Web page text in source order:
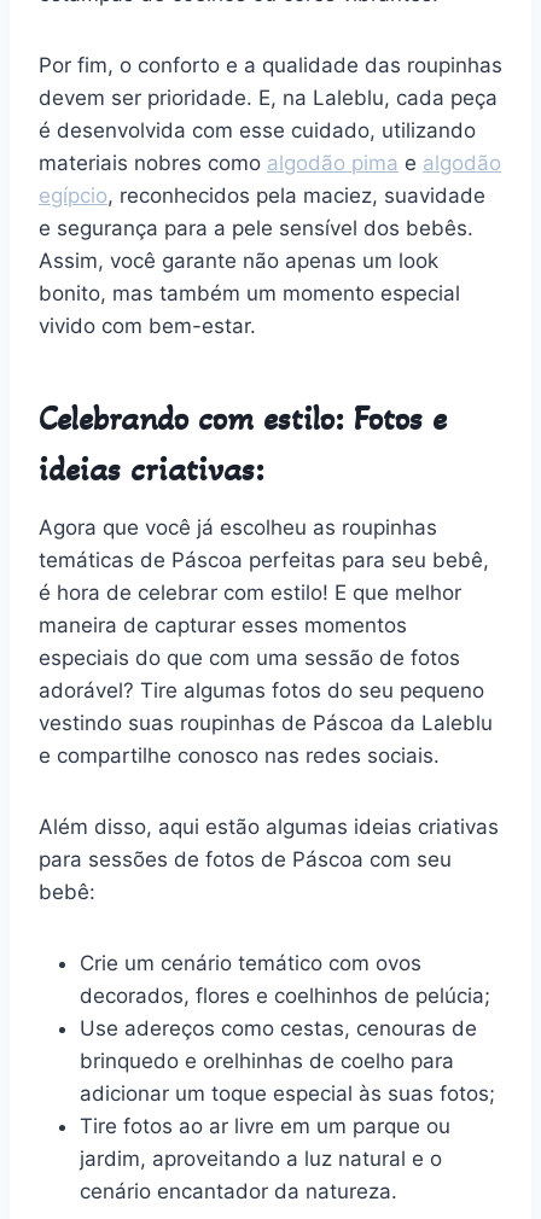
Por fim, o conforto e a qualidade das roupinhas
devem ser prioridade. E, na Laleblu, cada peça
é desenvolvida com esse cuidado, utilizando
materiais nobres como algodão pima e algodão
egípcio, reconhecidos pela maciez, suavidade
e segurança para a pele sensível dos bebês.
Assim, você garante não apenas um look
bonito, mas também um momento especial
vivido com bem-estar.
Celebrando com estilo: Fotos e
ideias criativas:
Agora que você já escolheu as roupinhas
temáticas de Páscoa perfeitas para seu bebê,
é hora de celebrar com estilo! E que melhor
maneira de capturar esses momentos
especiais do que com uma sessão de fotos
adorável? Tire algumas fotos do seu pequeno
vestindo suas roupinhas de Páscoa da Laleblu
e compartilhe conosco nas redes sociais.
Além disso, aqui estão algumas ideias criativas
para sessões de fotos de Páscoa com seu
bebê:
Crie um cenário temático com ovos
decorados, flores e coelhinhos de pelúcia;
Use adereços como cestas, cenouras de
brinquedo e orelhinhas de coelho para
adicionar um toque especial às suas fotos;
Tire fotos ao ar livre em um parque ou
jardim, aproveitando a luz natural e o
cenário encantador da natureza.